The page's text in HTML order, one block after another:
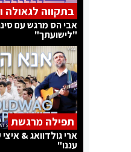
בתקווה לגאולה
אבי הס מרגש עם
"לישועתך"
תפילה מרגשת
ארי גולדוואג &
עננו"